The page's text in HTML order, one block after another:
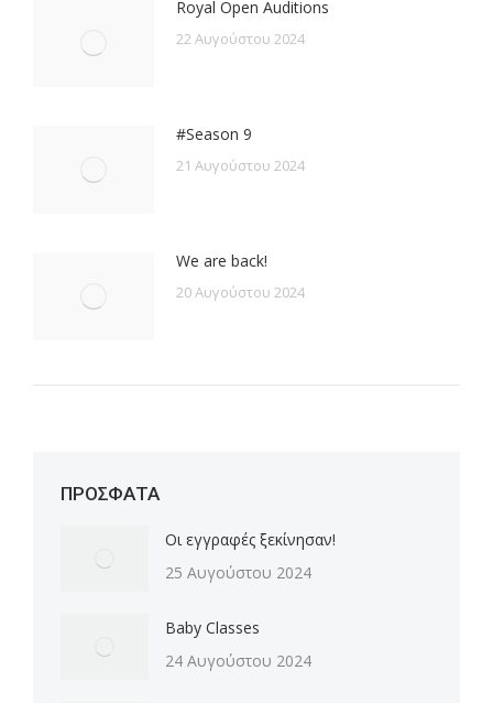
Royal Open Auditions
22 Αυγούστου 2024
#Season 9
21 Αυγούστου 2024
We are back!
20 Αυγούστου 2024
ΠΡΟΣΦΑΤΑ
Οι εγγραφές ξεκίνησαν!
25 Αυγούστου 2024
Baby Classes
24 Αυγούστου 2024